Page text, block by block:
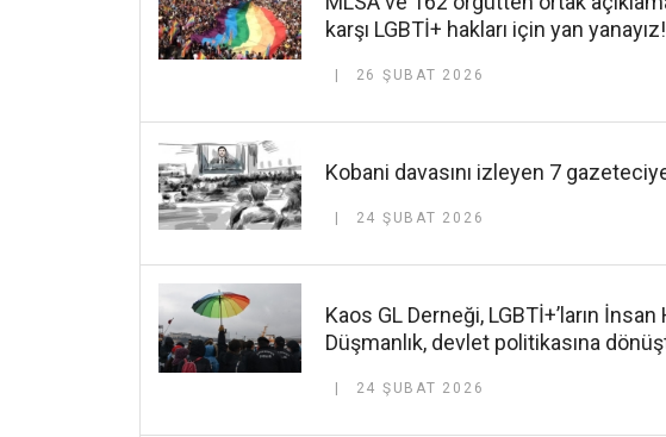
karşı LGBTİ+ hakları için yan yanayız!
26 ŞUBAT 2026
Kobani davasını izleyen 7
24 ŞUBAT 2026
Kaos GL Derneği, LGBTİ+’ların İnsan
Düşmanlık, devlet politikasına
24 ŞUBAT 2026